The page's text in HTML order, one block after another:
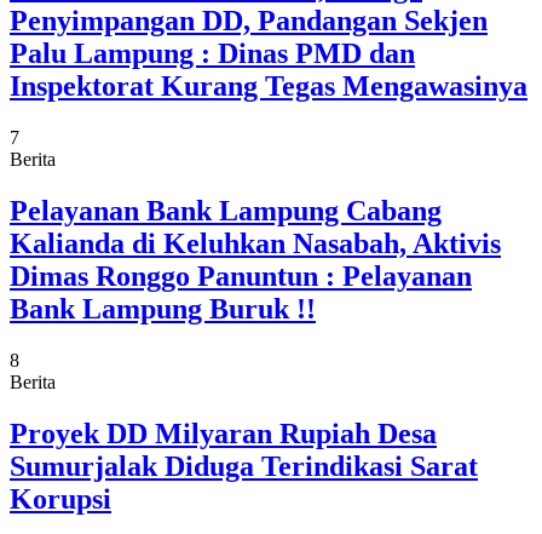
Penyimpangan DD, Pandangan Sekjen
Palu Lampung : Dinas PMD dan
Inspektorat Kurang Tegas Mengawasinya
7
Berita
Pelayanan Bank Lampung Cabang
Kalianda di Keluhkan Nasabah, Aktivis
Dimas Ronggo Panuntun : Pelayanan
Bank Lampung Buruk !!
8
Berita
Proyek DD Milyaran Rupiah Desa
Sumurjalak Diduga Terindikasi Sarat
Korupsi